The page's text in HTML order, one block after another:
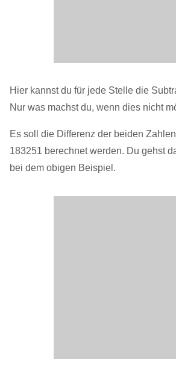
Hier kannst du für jede Stelle die
Nur was machst du, wenn dies nicht
Es soll die Differenz der beiden
183251 berechnet werden. Du gehst
bei dem obigen Beispiel.